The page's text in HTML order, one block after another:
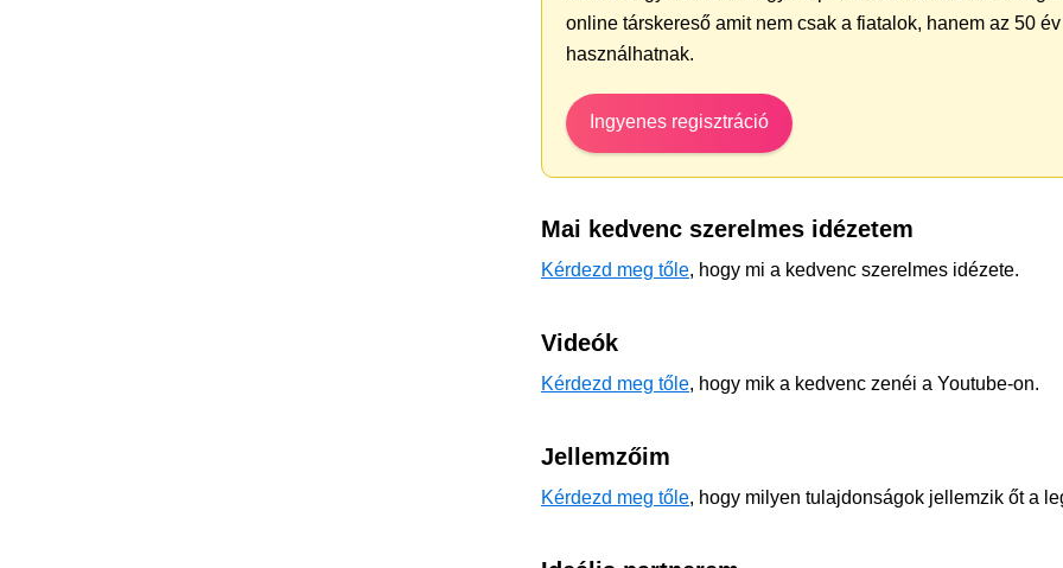
online társkereső amit nem csak a fiatalok, hanem az 50
használhatnak.
Ingyenes regisztráció
Mai kedvenc szerelmes idézetem
Kérdezd meg tőle, hogy mi a kedvenc szerelmes idézete.
Videók
Kérdezd meg tőle, hogy mik a kedvenc zenéi a Youtube-on.
Jellemzőim
Kérdezd meg tőle, hogy milyen tulajdonságok jellemzik őt a